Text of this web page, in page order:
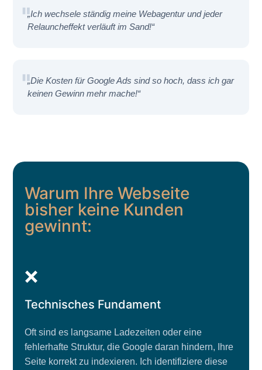
„Ich wechsele ständig meine Webagentur und jeder
Relauncheffekt verläuft im Sand!“
„Die Kosten für Google Ads sind so hoch, dass ich gar
keinen Gewinn mehr mache!“
Warum Ihre Webseite
bisher keine Kunden
gewinnt:
❌
Technisches Fundament
Oft sind es langsame Ladezeiten oder eine
fehlerhafte Struktur, die Google daran hindern, Ihre
Seite korrekt zu indexieren. Ich identifiziere diese